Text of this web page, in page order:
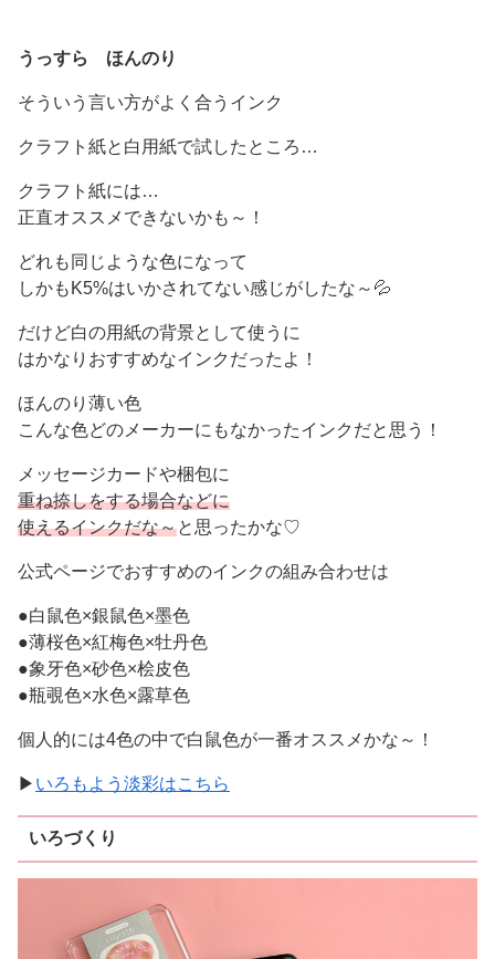
うっすら ほんのり
そういう言い方がよく合うインク
クラフト紙と白用紙で試したところ…
クラフト紙には…
正直オススメできないかも～！
どれも同じような色になって
しかもK5%はいかされてない感じがしたな～💦
だけど白の用紙の背景として使うに
はかなりおすすめなインクだったよ！
ほんのり薄い色
こんな色どのメーカーにもなかったインクだと思う！
メッセージカードや梱包に
重ね捺しをする場合などに
使えるインクだな～と思ったかな♡
公式ページでおすすめのインクの組み合わせは
●白鼠色×銀鼠色×墨色
●薄桜色×紅梅色×牡丹色
●象牙色×砂色×桧皮色
●瓶覗色×水色×露草色
個人的には4色の中で白鼠色が一番オススメかな～！
▶ いろもよう淡彩はこちら
いろづくり